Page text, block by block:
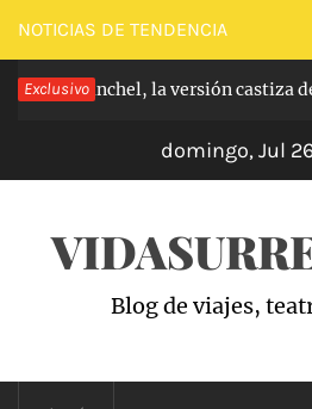
Saltar
al
contenido
NOTICIAS DE TENDENCIA
Exclusivo
de Carabanchel, la versión castiza
domingo, Jul
Blog de viajes,